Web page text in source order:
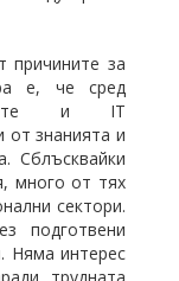
причините за
е, че сред
и IT
от знанията и
Сблъсквайки
много от тях
сектори.
подготвени
Няма интерес